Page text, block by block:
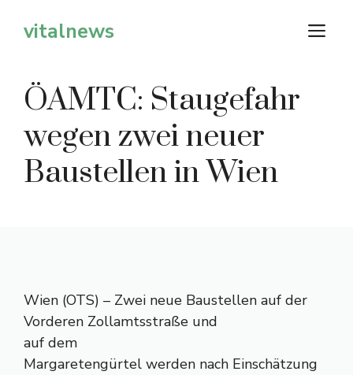
Inhaltvitalnews
ÖAMTC: Staugefahr
wegen zwei neuer
Baustellen in Wien
Wien (OTS) – Zwei neue Baustellen auf der
Vorderen Zollamtsstraße und
auf dem
Margaretengürtel werden nach Einschätzung